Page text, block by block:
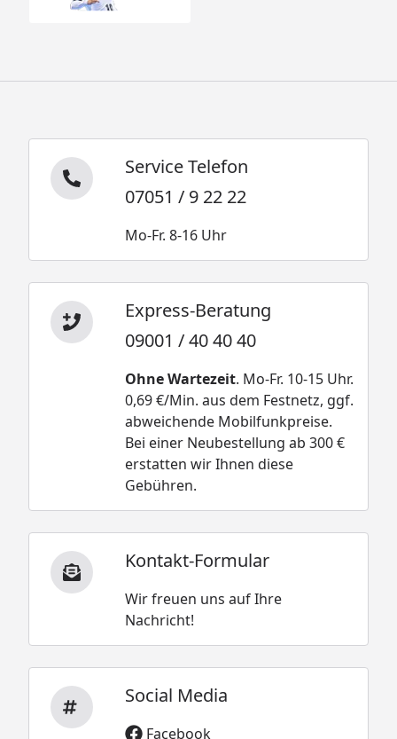
Service Telefon
07051 / 9 22 22
Mo-Fr. 8-16 Uhr
Express-Beratung
09001 / 40 40 40
Ohne Wartezeit. Mo-Fr. 10-15 Uhr.
0,69 €/Min. aus dem Festnetz, ggf.
abweichende Mobilfunkpreise.
Bei einer Neubestellung ab 300 €
erstatten wir Ihnen diese
Gebühren.
Kontakt-Formular
Wir freuen uns auf Ihre
Nachricht!
Social Media
Facebook